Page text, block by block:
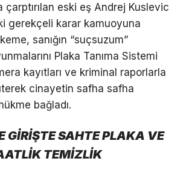
çarptırılan eski eş Andrej Kuslevic
gerekçeli karar kamuoyuna
sanığın “suçsuzum”
Plaka Tanıma Sistemi
kayıtları ve kriminal raporlarla
cinayetin safha safha
bağladı.
GİRİŞTE SAHTE PLAKA VE
TEMİZLİK